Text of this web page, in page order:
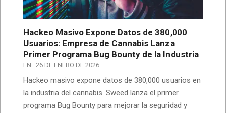
Hackeo Masivo Expone Datos de 380,000
Usuarios: Empresa de Cannabis Lanza
Primer Programa Bug Bounty de la Industria
EN: 26 DE ENERO DE 2026
Hackeo masivo expone datos de 380,000 usuarios en
la industria del cannabis. Sweed lanza el primer
programa Bug Bounty para mejorar la seguridad y